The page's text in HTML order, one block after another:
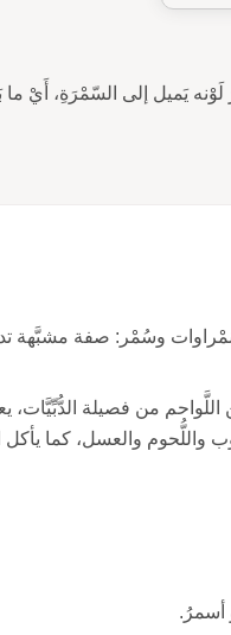
يَميل إلى السّمْرَةِ، أَيْ
وسُمْر: صفة مشبَّهة
اللَّواحم من فصيلة الدُّبِّيَّات،
واللُّحوم والعسل، كما
أسمرُ.